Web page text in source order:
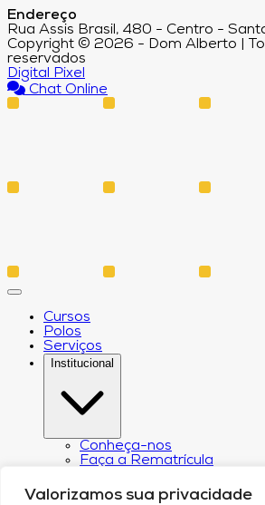
Valorizamos sua privacidade
Endereço
Rua Assis Brasil, 480 - Centro -
Copyright © 2026 - Dom Alberto |
reservados
Digital Pixel
Chat Online
Cursos
Polos
Serviços
Institucional
Conheça-nos
Faça a Rematrícula
Estatuto e Regimento